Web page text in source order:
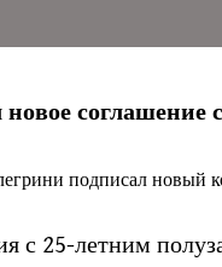
подписал новый
с 25-летним